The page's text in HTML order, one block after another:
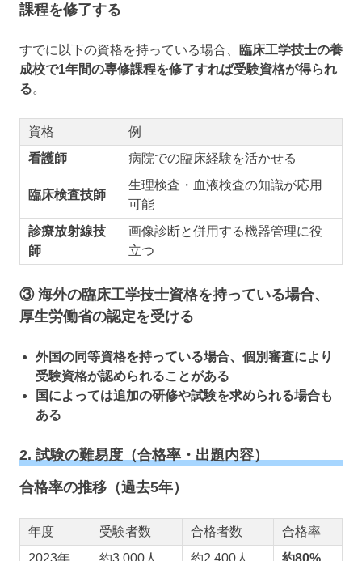
課程を修了する
すでに以下の資格を持っている場合、
臨床工学技士の養
成校で1年間の専修課程を修了すれば受験資格が得られ
る。
資格
例
看護師
病院での臨床経験を活かせる
臨床検査技師
生理検査・血液検査の知識が応用
可能
診療放射線技
師
画像診断と併用する機器管理に役
立つ
③ 海外の臨床工学技士資格を持っている場合、
厚生労働省の認定を受ける
外国の同等資格を持っている場合、個別審査により
受験資格が認められることがある
国によっては追加の研修や試験を求められる場合も
ある
2. 試験の難易度（合格率・出題内容）
合格率の推移（過去5年）
年度 受験者数 合格者数
合格率